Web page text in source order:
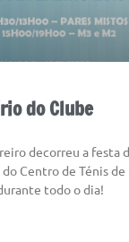
do Clube
decorreu a festa
Centro de Ténis de
todo o dia!